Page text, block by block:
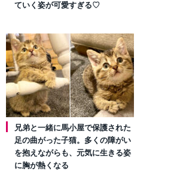
ていく姿が可愛すぎる♡
兄弟と一緒に馬小屋で保護された
足の曲がった子猫。多くの障がい
を抱えながらも、元気に生きる姿
に胸が熱くなる